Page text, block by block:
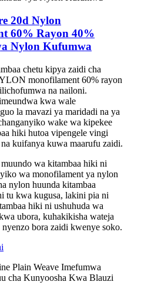
20d Nylon
60% Rayon 40%
Nylon Kufumwa
chetu kipya zaidi cha
monofilament 60% rayon
na nailoni.
kwa wale
la mavazi ya maridadi na ya
wake wa kipekee
hiki hutoa vipengele vingi
kuifanya kuwa maarufu zaidi.
wa kitambaa hiki ni
wa monofilament ya nylon
nylon huunda kitambaa
tu kwa kugusa, lakini pia ni
hiki ni ushuhuda wa
ubora, kuhakikisha wateja
bora zaidi kwenye soko.